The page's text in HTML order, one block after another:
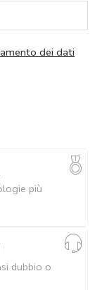
dei dati
più
dubbio o